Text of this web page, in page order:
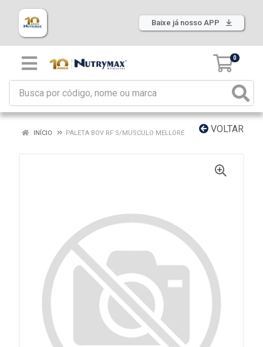
Baixe já nosso APP
0
VOLTAR
INÍCIO PALETA BOV RF S/MUSCULO MELLORE